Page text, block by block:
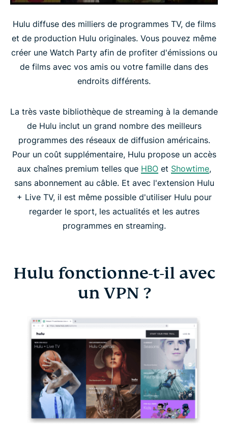
Hulu diffuse des milliers de programmes TV, de films
et de production Hulu originales. Vous pouvez même
créer une Watch Party afin de profiter d'émissions ou
de films avec vos amis ou votre famille dans des
endroits différents.
La très vaste bibliothèque de streaming à la demande
de Hulu inclut un grand nombre des meilleurs
programmes des réseaux de diffusion américains.
Pour un coût supplémentaire, Hulu propose un accès
aux chaînes premium telles que HBOet Showtime,
sans abonnement au câble. Et avec l'extension Hulu
+ Live TV, il est même possible d'utiliser Hulu pour
regarder le sport, les actualités et les autres
programmes en streaming.
Hulu fonctionne-t-il avec
un VPN ?